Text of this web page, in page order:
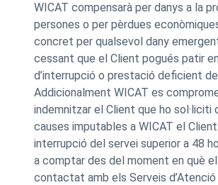
WICAT compensarà per danys a la
persones o per pèrdues
concret per qualsevol dany
cessant que el Client pogués patir
d’interrupció o prestació deficient
Addicionalment WICAT es
indemnitzar el Client que ho sol·liciti
causes imputables a WICAT el
interrupció del servei superior a 48
a comptar des del moment en què
contactat amb els Serveis